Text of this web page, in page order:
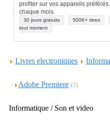
profiter sur vos appareils
chaque mois.
30 jours gratuits 500K+ titres
tout moment
Livres electroniques
Adobe Premiere (3)
Informatique / Son et video